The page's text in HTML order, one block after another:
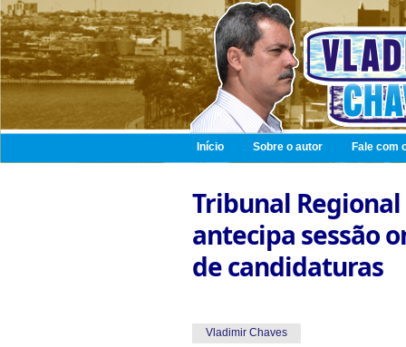
Início Sobre o autor Fale com
Tribunal
antecipa sessão
de candidaturas
Vladimir Chaves